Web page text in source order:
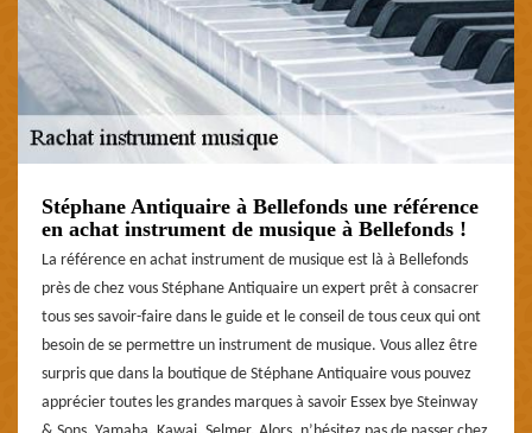
Stéphane Antiquaire à Bellefonds une référence
en achat instrument de musique à Bellefonds !
La référence en achat instrument de musique est là à Bellefonds
près de chez vous Stéphane Antiquaire un expert prêt à consacrer
tous ses savoir-faire dans le guide et le conseil de tous ceux qui ont
besoin de se permettre un instrument de musique. Vous allez être
surpris que dans la boutique de Stéphane Antiquaire vous pouvez
apprécier toutes les grandes marques à savoir Essex bye Steinway